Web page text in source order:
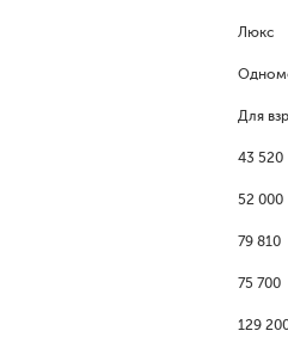
Люкс
Для
43 520
52 000
79 810
75 700
129